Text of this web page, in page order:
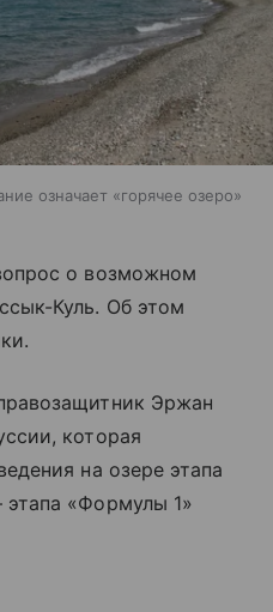
означает «горячее озеро»
о возможном
Куль. Об этом
Эржан
которая
на озере этапа
этапа «Формулы 1»